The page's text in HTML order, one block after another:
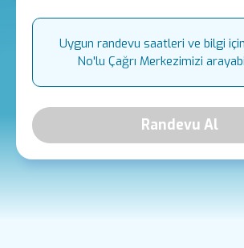
Uygun randevu saatleri ve bilgi
No'lu Çağrı Merkezimizi
Randevu Al